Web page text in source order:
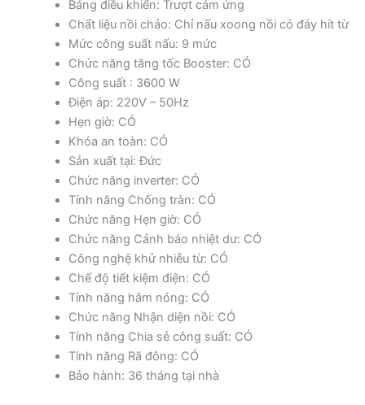
Bảng điều khiển: Trượt cảm ứng
Chất liệu nồi chảo: Chỉ nấu xoong nồi có đáy hít từ
Mức công suất nấu: 9 mức
Chức năng tăng tốc Booster: CÓ
Công suất : 3600 W
Điện áp: 220V – 50Hz
Hẹn giờ: CÓ
Khóa an toàn: CÓ
Sản xuất tại: Đức
Chức năng inverter: CÓ
Tính năng Chống tràn: CÓ
Chức năng Hẹn giờ: CÓ
Chức năng Cảnh báo nhiệt dư: CÓ
Công nghệ khử nhiễu từ: CÓ
Chế độ tiết kiệm điện: CÓ
Tính năng hâm nóng: CÓ
Chức năng Nhận diện nồi: CÓ
Tính năng Chia sẻ công suất: CÓ
Tính năng Rã đông: CÓ
Bảo hành: 36 tháng tại nhà